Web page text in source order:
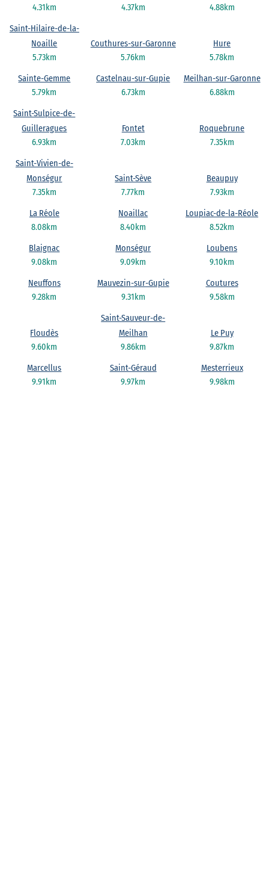
4.31km
4.37km
4.88km
5.73km
Saint-Hilaire-de-la-
Noaille
5.76km
Couthures-sur-Garonne
5.78km
Hure
5.79km
Sainte-Gemme
6.73km
Castelnau-sur-Gupie
6.88km
Meilhan-sur-Garonne
6.93km
Saint-Sulpice-de-
Guilleragues
7.03km
Fontet
7.35km
Roquebrune
7.35km
Saint-Vivien-de-
Monségur
7.77km
Saint-Sève
7.93km
Beaupuy
8.08km
La Réole
8.40km
Noaillac
8.52km
Loupiac-de-la-Réole
9.08km
Blaignac
9.09km
Monségur
9.10km
Loubens
9.28km
Neuffons
9.31km
Mauvezin-sur-Gupie
9.58km
Coutures
9.60km
Floudès
9.86km
Saint-Sauveur-de-
Meilhan
9.87km
Le Puy
9.91km
Marcellus
9.97km
Saint-Géraud
9.98km
Mesterrieux